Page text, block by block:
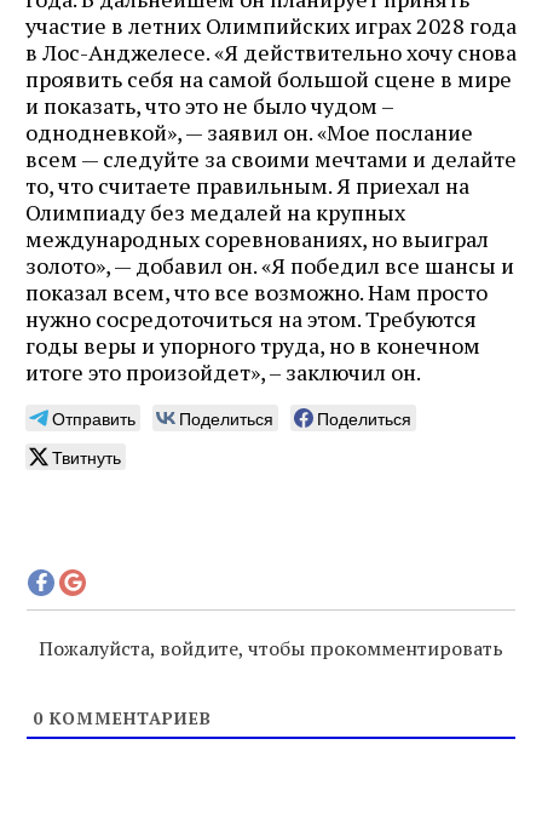
участие в летних Олимпийских играх 2028 года
в Лос-Анджелесе. «Я действительно хочу снова
проявить себя на самой большой сцене в мире
и показать, что это не было чудом –
однодневкой», — заявил он. «Мое послание
всем — следуйте за своими мечтами и делайте
то, что считаете правильным. Я приехал на
Олимпиаду без медалей на крупных
международных соревнованиях, но выиграл
золото», — добавил он. «Я победил все шансы и
показал всем, что все возможно. Нам просто
нужно сосредоточиться на этом. Требуются
годы веры и упорного труда, но в конечном
итоге это произойдет», – заключил он.
Отправить Поделиться
Поделиться
Твитнуть
Пожалуйста, войдите, чтобы прокомментировать
0 КОММЕНТАРИЕВ